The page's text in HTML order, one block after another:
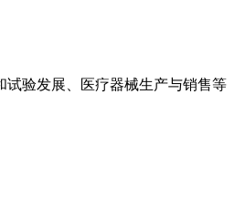
验发展、医疗器械生产与销售等